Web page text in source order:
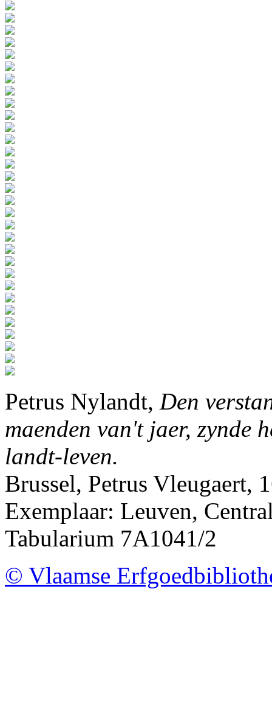
Petrus Nylandt, Den
maenden van't jaer, zynde
landt-leven.
Brussel, Petrus Vleugaert,
Exemplaar: Leuven,
Tabularium 7A1041/2
© Vlaamse